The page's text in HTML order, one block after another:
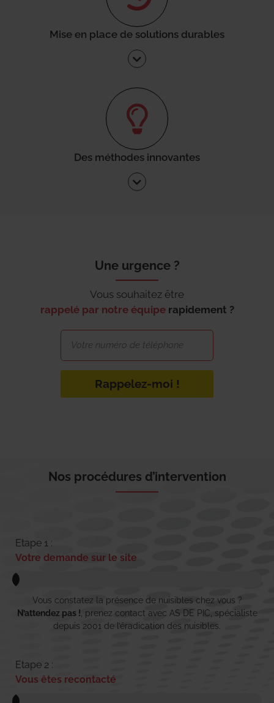
Mise en place de solutions durables
Des méthodes innovantes
Une urgence ?
Vous souhaitez être
rappelé par notre équipe rapidement ?
Rappelez-moi !
Nos procédures d’intervention
Etape 1 :
Votre demande sur le site
Vous constatez la présence de nuisibles chez vous ?
N’attendez pas ! , prenez contact avec AS DE PIC, spécialiste
depuis 2001 de l’éradication des nuisibles.
Etape 2 :
Vous êtes recontacté